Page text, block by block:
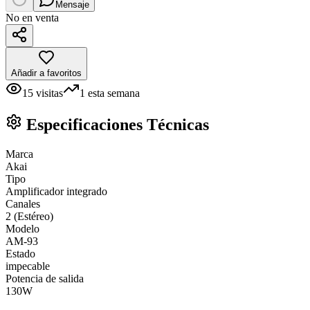
Mensaje
No en venta
Añadir a favoritos
15 visitas 1 esta semana
Especificaciones Técnicas
Marca
Akai
Tipo
Amplificador integrado
Canales
2 (Estéreo)
Modelo
AM-93
Estado
impecable
Potencia de salida
130W